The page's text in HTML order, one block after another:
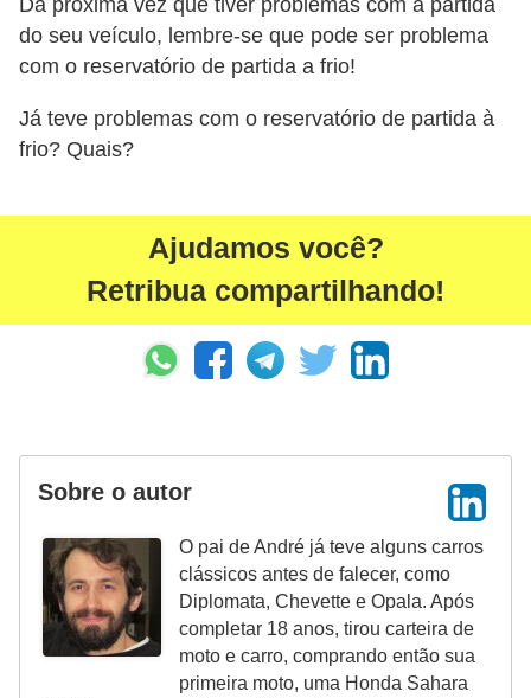
Da próxima vez que tiver problemas com a partida
do seu veículo, lembre-se que pode ser problema
com o reservatório de partida a frio!
Já teve problemas com o reservatório de partida à
frio? Quais?
Ajudamos você?
Retribua compartilhando!
Sobre o autor
O pai de André já teve alguns carros
clássicos antes de falecer, como
Diplomata, Chevette e Opala. Após
completar 18 anos, tirou carteira de
moto e carro, comprando então sua
primeira moto, uma Honda Sahara
e
t
â
n
o
s
s
c
o
o